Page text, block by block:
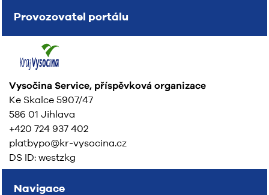
Provozovatel portálu
Vysočina Service, příspěvková organizace
Ke Skalce 5907/47
586 01 Jihlava
+420 724 937 402
platbypo@kr-vysocina.cz
DS ID: westzkg
Navigace